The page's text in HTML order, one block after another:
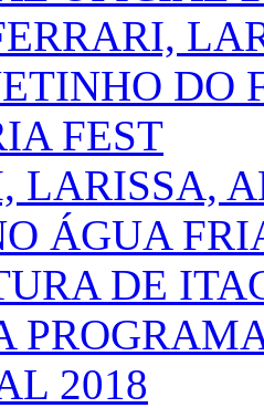
LARISSA,
ÁGUA